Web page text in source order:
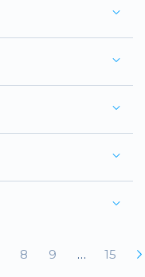
8 9 … 15